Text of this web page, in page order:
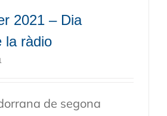
2021 – Dia
la ràdio
de segona